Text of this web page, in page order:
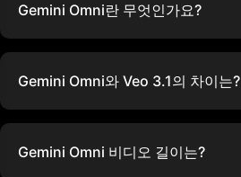
Gemini Omni란 무엇인가요?
Gemini Omni와 Veo 3.1의 차이는?
Gemini Omni 비디오 길이는?